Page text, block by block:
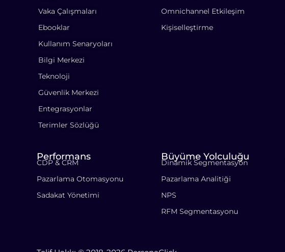
Vaka Çalışmaları
Ebooklar
Kullanım Senaryoları
Bilgi Merkezi
Teknoloji
Güvenlik Merkezi
Entegrasyonlar
Terimler Sözlüğü
Omnichannel Etkileşim
Kişiselleştirme
Performans
CDP & CRM
Pazarlama Otomasyonu
Sadakat Yönetimi
Büyüme Yolculuğu
Dinamik Segmentasyon
Pazarlama Analitiği
NPS
RFM Segmentasyonu